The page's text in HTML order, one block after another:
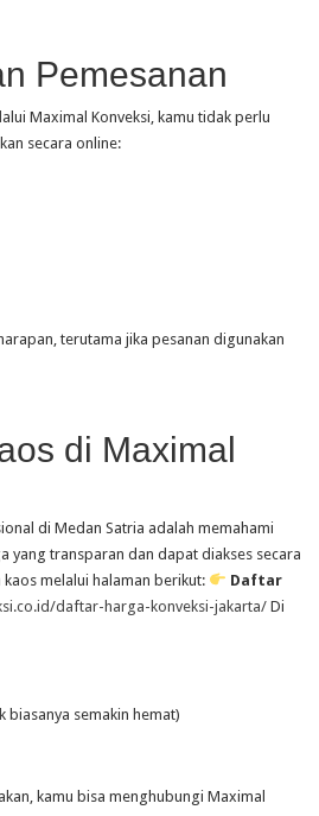
Pemesanan
Maximal Konveksi, kamu tidak perlu
secara online:
terutama jika pesanan digunakan
di Maximal
di Medan Satria adalah memahami
yang transparan dan dapat diakses secara
melalui halaman berikut:
Daftar
daftar-harga-konveksi-jakarta/ Di
biasanya semakin hemat)
kamu bisa menghubungi Maximal